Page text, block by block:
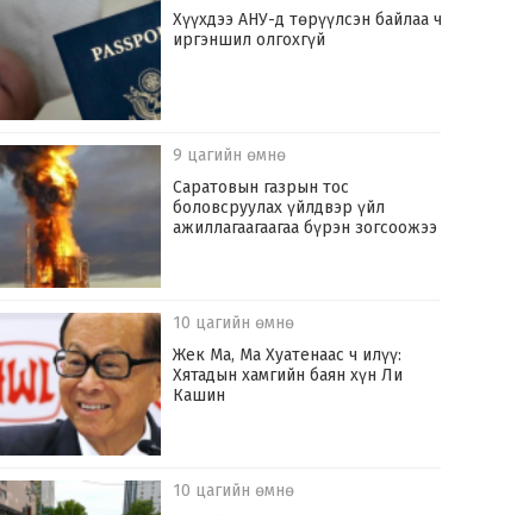
Хүүхдээ АНУ-д төрүүлсэн байлаа ч
иргэншил олгохгүй
9 цагийн өмнө
Саратовын газрын тос
боловсруулах үйлдвэр үйл
ажиллагаагаагаа бүрэн зогсоожээ
10 цагийн өмнө
Жек Ма, Ма Хуатенаас ч илүү:
Хятадын хамгийн баян хүн Ли
Кашин
10 цагийн өмнө